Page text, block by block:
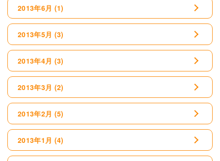
2013年6月 (1)
2013年5月 (3)
2013年4月 (3)
2013年3月 (2)
2013年2月 (5)
2013年1月 (4)